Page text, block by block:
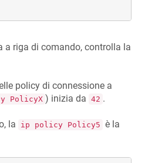
a riga di comando, controlla la
policy di connessione a
PolicyX ) inizia da 42 .
la ip policy Policy5 è la